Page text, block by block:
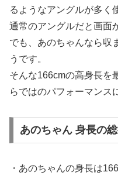
るようなアングルが多く
通常のアングルだと画面
でも、あのちゃんなら収
うです。
そんな166cmの高身長を
らではのパフォーマンス
あのちゃん 身長の
・あのちゃんの身長は